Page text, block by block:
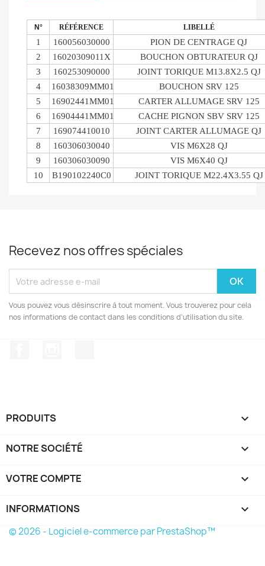
N° RÉFÉRENCE LIBELLÉ
1 160056030000
PION DE CENTRAGE QJ
2
16020309011X
BOUCHON OBTURATEUR QJ
3
160253090000
JOINT TORIQUE M13.8X2.5 QJ
4
16038309MM01
BOUCHON SRV 125
5
16902441MM01
CARTER ALLUMAGE SRV 125
6
16904441MM01
CACHE PIGNON SBV SRV 125
7
169074410010
JOINT CARTER ALLUMAGE QJ
8
160306030040
VIS M6X28 QJ
9
160306030090
VIS M6X40 QJ
10
B190102240C0 JOINT TORIQUE M22.4X3.55 QJ
Recevez nos offres spéciales
Vous pouvez vous désinscrire à tout moment. Vous trouverez pour cela
nos informations de contact dans les conditions d'utilisation du site.
PRODUITS 
NOTRE SOCIÉTÉ 
VOTRE COMPTE 
INFORMATIONS keyboard_arrow_down
© 2026 - Logiciel e-commerce par PrestaShop™